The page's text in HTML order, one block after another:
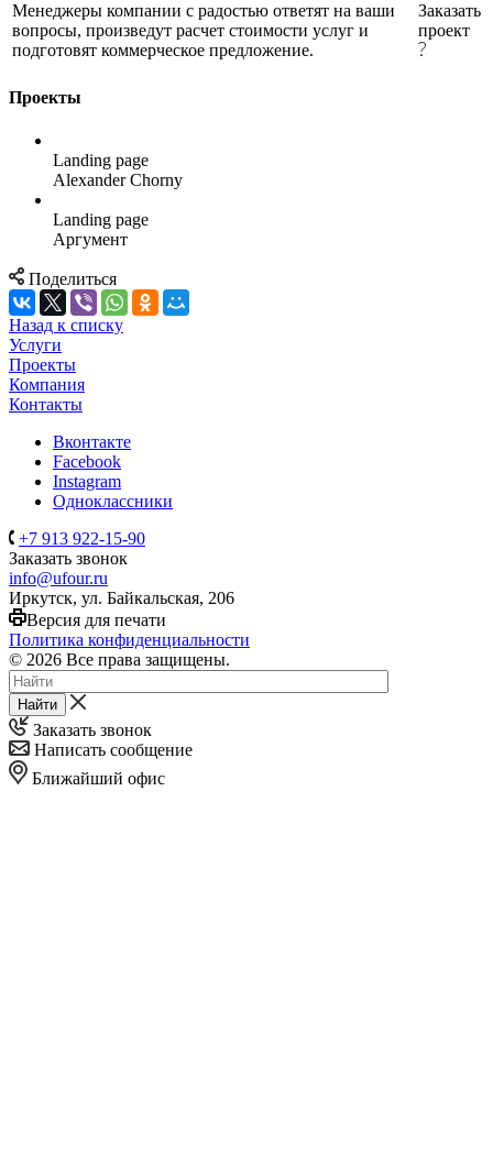
Менеджеры компании с радостью ответят на ваши
вопросы, произведут расчет стоимости услуг и
подготовят коммерческое предложение.
Заказать
проект
Проекты
Landing page
Alexander Chorny
Landing page
Аргумент
Поделиться
Назад к списку
Услуги
Проекты
Компания
Контакты
Вконтакте
Facebook
Instagram
Одноклассники
+7 913 922-15-90
Заказать звонок
info@ufour.ru
Иркутск, ул. Байкальская, 206
Версия для печати
Политика конфиденциальности
© 2026 Все права защищены.
Найти
Заказать звонок
Написать сообщение
Ближайший офис